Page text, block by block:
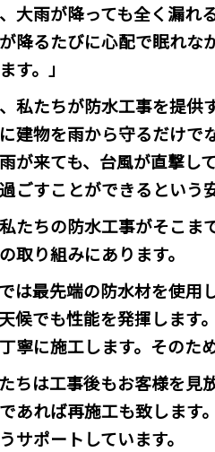
大雨が降っても全く漏れ
降るたびに心配で眠れな
す。」
私たちが防水工事を提供
建物を雨から守るだけで
が来ても、台風が直撃し
ごすことができるという
たちの防水工事がそこま
取り組みにあります。
は最先端の防水材を使用
候でも性能を発揮します
寧に施工します。そのた
ちは工事後もお客様を見
あれば再施工も致します
サポートしています。